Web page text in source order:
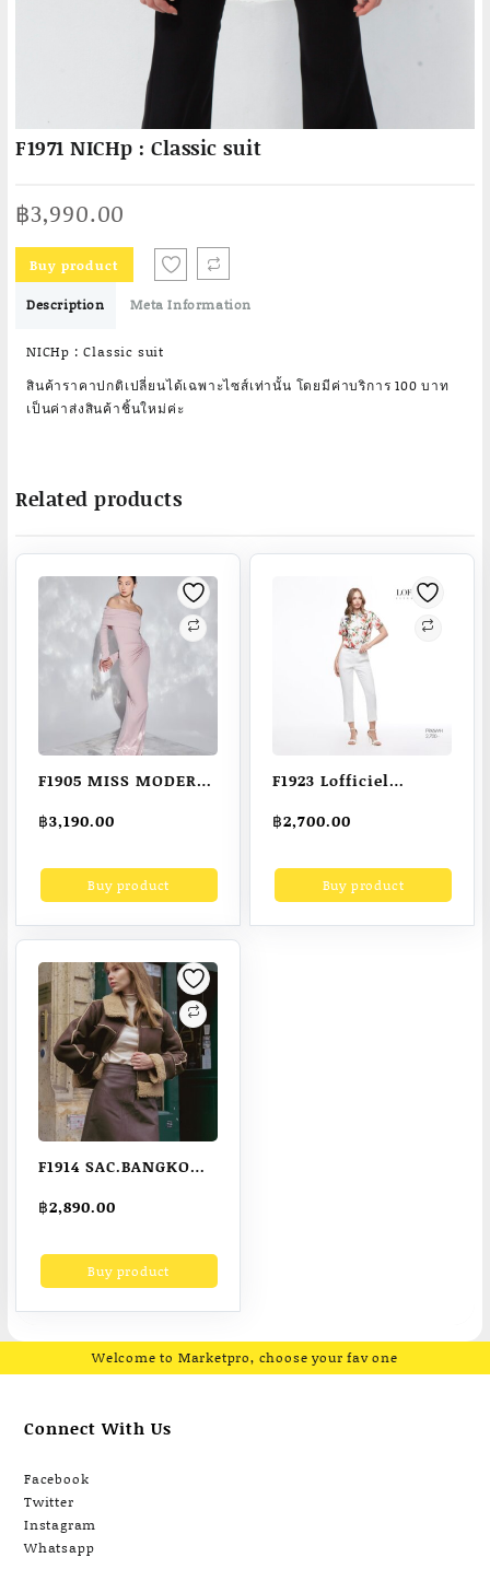
F1971 NICHp : Classic suit
฿3,990.00
Buy product
Description Meta Information
NICHp : Classic suit
สินค้าราคาปกติเปลี่ยนได้เฉพาะไซส์เท่านั้น โดยมีค่าบริการ 100 บาท
เป็นค่าส่งสินค้าชิ้นใหม่ค่ะ
Related products
F1905 MISS MODERN
฿3,190.00
Buy product
F1923 Lofficiel
เซียล กางเกงเนื้อ
ขาว (F9X6WH)
฿2,700.00
Buy product
F1914 SAC.BANGKOK
หนาว รุ่น CROPPED
หนาวได้ถึงติดลบ (พร้อม
฿2,890.00
Buy product
Welcome to Marketpro, choose your fav one
Connect With Us
Facebook
Twitter
Instagram
Whatsapp